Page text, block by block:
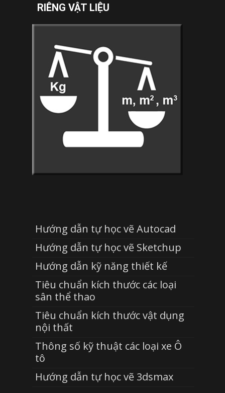
RIÊNG VẬT LIỆU
Hướng dẫn tự học vẽ Autocad
Hướng dẫn tự học vẽ Sketchup
Hướng dẫn kỹ năng thiết kế
Tiêu chuẩn kích thước các loại
sân thể thao
Tiêu chuẩn kích thước vật dụng
nội thất
Thông số kỹ thuật các loại xe Ô
tô
Hướng dẫn tự học vẽ 3dsmax